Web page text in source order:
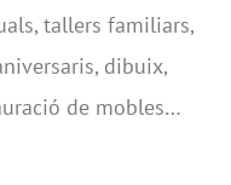
tallers familiars,
dibuix,
de mobles…